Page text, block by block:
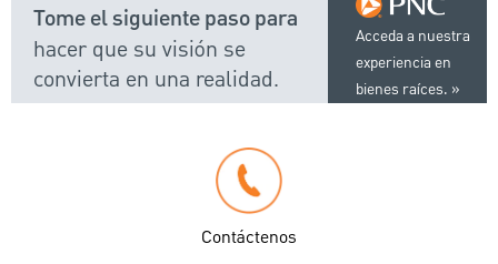
Acceda a nuestra
experiencia en
bienes raíces.
Tome el siguiente paso para
hacer que su visión se
convierta en una realidad.
Contáctenos